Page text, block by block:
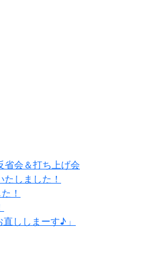
会＆打ち上げ会
しました！
！
ししまーす♪」